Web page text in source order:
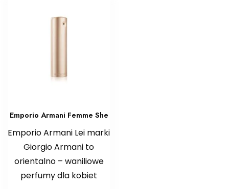
Emporio Armani Femme She
Emporio Armani Lei marki
Giorgio Armani to
orientalno – waniliowe
perfumy dla kobiet